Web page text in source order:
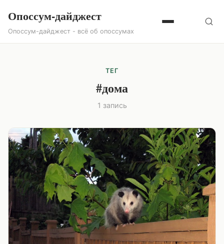
Опоссум-дайджест
Опоссум-дайджест - всё об опоссумах
ТЕГ
#дома
1 запись